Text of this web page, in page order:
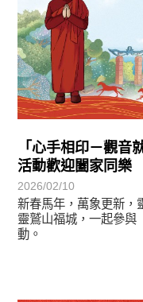
「心手相印－觀音
活動歡迎闔家同樂
2026/02/10
新春馬年，萬象更新，
靈鷲山福城，一起參與
動。